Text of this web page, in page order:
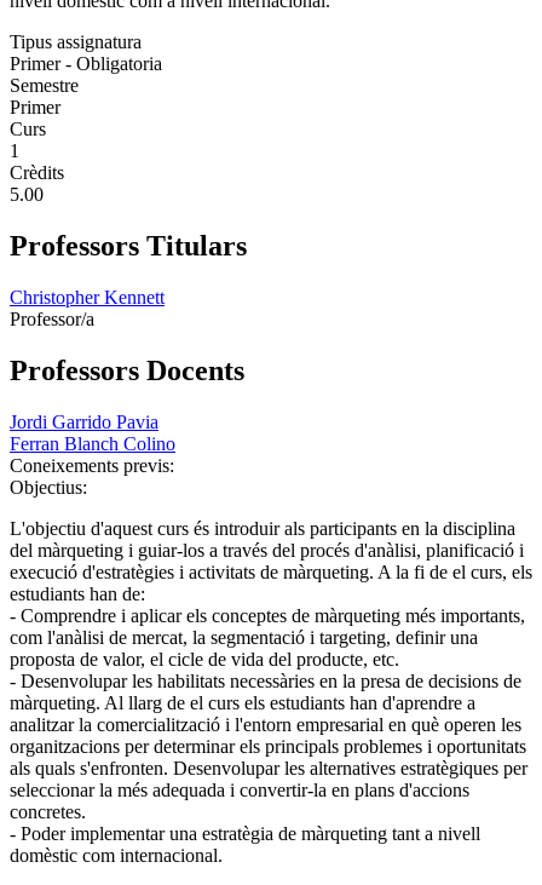
Tipus assignatura
Primer - Obligatoria
Semestre
Primer
Curs
1
Crèdits
5.00
Professors Titulars
Christopher Kennett
Professor/a
Professors Docents
Jordi Garrido Pavia
Ferran Blanch Colino
Coneixements previs:
Objectius:
L'objectiu d'aquest curs és introduir als participants en la disciplina
del màrqueting i guiar-los a través del procés d'anàlisi, planificació i
execució d'estratègies i activitats de màrqueting. A la fi de el curs, els
estudiants han de:
- Comprendre i aplicar els conceptes de màrqueting més importants,
com l'anàlisi de mercat, la segmentació i targeting, definir una
proposta de valor, el cicle de vida del producte, etc.
- Desenvolupar les habilitats necessàries en la presa de decisions de
màrqueting. Al llarg de el curs els estudiants han d'aprendre a
analitzar la comercialització i l'entorn empresarial en què operen les
organitzacions per determinar els principals problemes i oportunitats
als quals s'enfronten. Desenvolupar les alternatives estratègiques per
seleccionar la més adequada i convertir-la en plans d'accions
concretes.
- Poder implementar una estratègia de màrqueting tant a nivell
domèstic com internacional.